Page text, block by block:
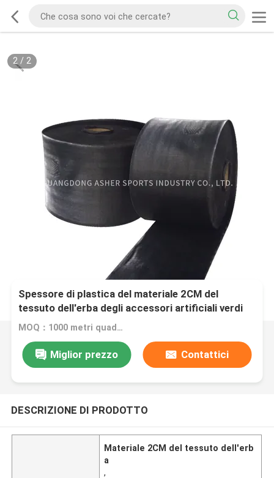
2/ 2
Spessore di plastica del materiale 2CM del
tessuto dell'erba degli accessori artificiali verdi
del prato inglese
MOQ：1000 metri quadrati
Miglior prezzo Contattici
DESCRIZIONE DI PRODOTTO
Materiale 2CM del tessuto dell'erb
a
,